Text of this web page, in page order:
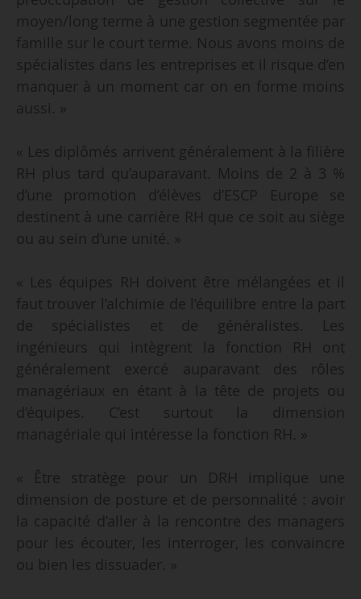
moyen/long terme à une gestion segmentée par
famille sur le court terme. Nous avons moins de
spécialistes dans les entreprises et il risque d’en
manquer à un moment car on en forme moins
aussi. »
« Les diplômés arrivent généralement à la filière
RH plus tard qu’auparavant. Moins de 2 à 3 %
d’une promotion d’élèves d’ESCP Europe se
destinent à une carrière RH que ce soit au siège
ou au sein d’une unité. »
« Les équipes RH doivent être mélangées et il
faut trouver l’alchimie de l’équilibre entre la part
de spécialistes et de généralistes. Les
ingénieurs qui intègrent la fonction RH ont
généralement exercé auparavant des rôles
managériaux en étant à la tête de projets ou
d’équipes. C’est surtout la dimension
managériale qui intéresse la fonction RH. »
« Être stratège pour un DRH implique une
dimension de posture et de personnalité : avoir
la capacité d’aller à la rencontre des managers
pour les écouter, les interroger, les convaincre
ou bien les dissuader. »